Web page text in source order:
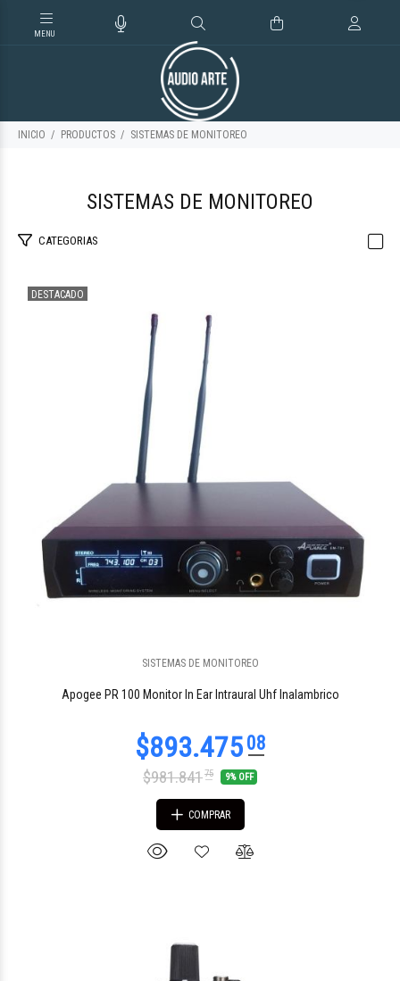
INICIO PRODUCTOS SISTEMAS DE MONITOREO
SISTEMAS DE MONITOREO
CATEGORIAS
DESTACADO
SISTEMAS DE MONITOREO
Apogee PR 100 Monitor In Ear Intraural Uhf Inalambrico
$981.84175 9% OFF
COMPRAR